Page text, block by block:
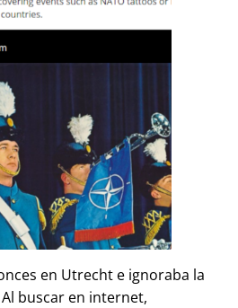
en Utrecht e ignoraba la
buscar en internet,